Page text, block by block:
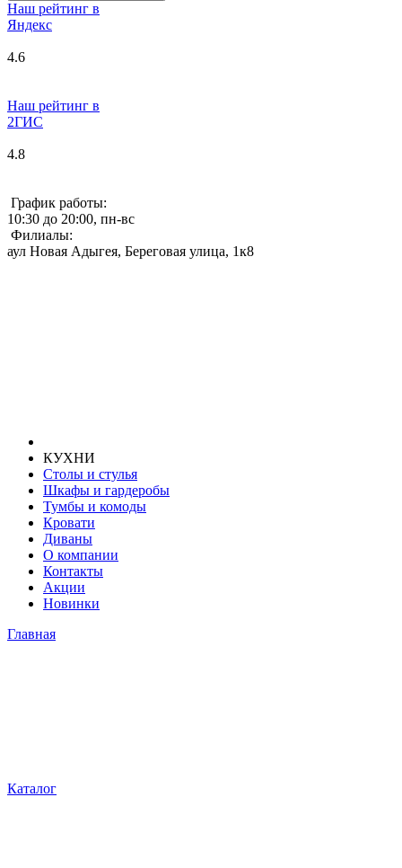
Наш рейтинг в
Яндекс
4.6
Наш рейтинг в
2ГИС
4.8
График работы:
10:30 до 20:00, пн-вс
Филиалы:
аул Новая Адыгея, Береговая улица, 1к8
КУХНИ
Столы и стулья
Шкафы и гардеробы
Тумбы и комоды
Кровати
Диваны
О компании
Контакты
Акции
Новинки
Главная
Каталог